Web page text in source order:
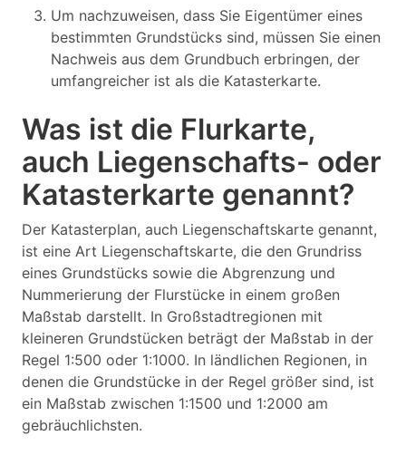
Um nachzuweisen, dass Sie Eigentümer eines
bestimmten Grundstücks sind, müssen Sie einen
Nachweis aus dem Grundbuch erbringen, der
umfangreicher ist als die Katasterkarte.
Was ist die Flurkarte,
auch Liegenschafts- oder
Katasterkarte genannt?
Der Katasterplan, auch Liegenschaftskarte genannt,
ist eine Art Liegenschaftskarte, die den Grundriss
eines Grundstücks sowie die Abgrenzung und
Nummerierung der Flurstücke in einem großen
Maßstab darstellt. In Großstadtregionen mit
kleineren Grundstücken beträgt der Maßstab in der
Regel 1:500 oder 1:1000. In ländlichen Regionen, in
denen die Grundstücke in der Regel größer sind, ist
ein Maßstab zwischen 1:1500 und 1:2000 am
gebräuchlichsten.